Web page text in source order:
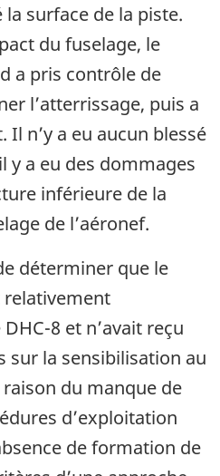
la surface de la piste.
du fuselage, le
a pris contrôle de
l’atterrissage, puis a
n’y a eu aucun blessé
a eu des dommages
inférieure de la
de l’aéronef.
déterminer que le
8 et n’avait reçu
sur la sensibilisation au
du manque de
d’exploitation
de formation de